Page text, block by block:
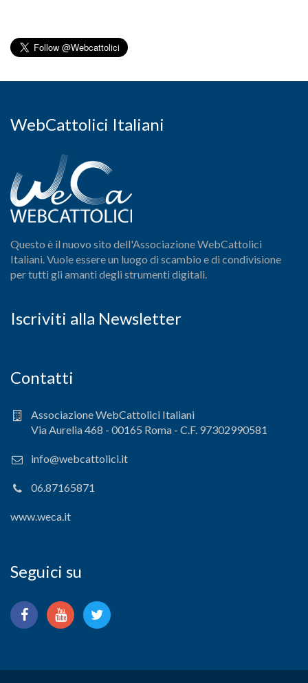
WebCattolici Italiani
Questo è il nuovo sito dell'Associazione WebCattolici
Italiani. Vuole essere un luogo di scambio e di condivisione
per tutti gli amanti degli strumenti digitali.
Iscriviti alla Newsletter
Contatti
Associazione WebCattolici Italiani
Via Aurelia 468 - 00165 Roma - C.F. 97302990581
info@webcattolici.it
06.87165871
www.weca.it
Seguici su